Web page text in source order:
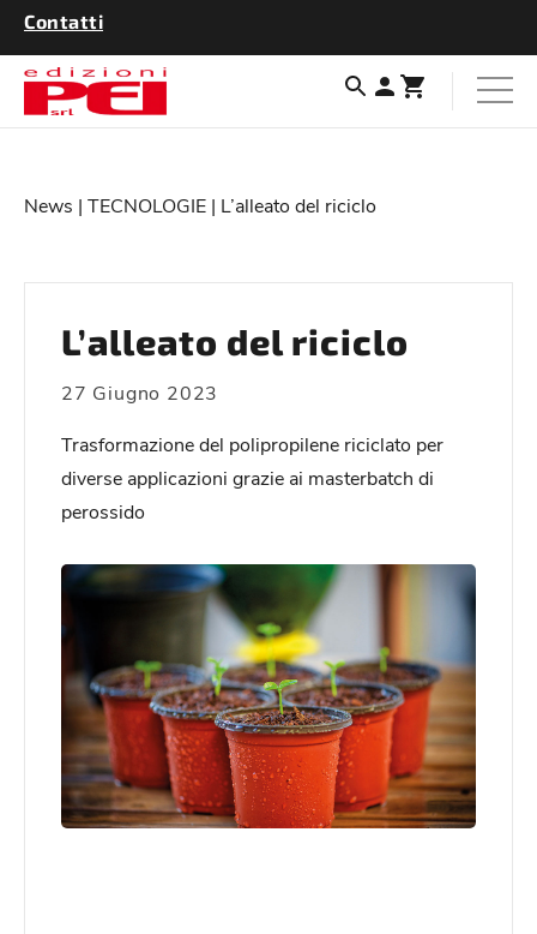
Contatti
News | TECNOLOGIE | L’alleato del riciclo
L’alleato del riciclo
27 Giugno 2023
Trasformazione del polipropilene riciclato per
diverse applicazioni grazie ai masterbatch di
perossido